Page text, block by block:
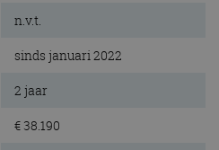
n.v.t.
sinds januari 2022
2 jaar
€ 38.190